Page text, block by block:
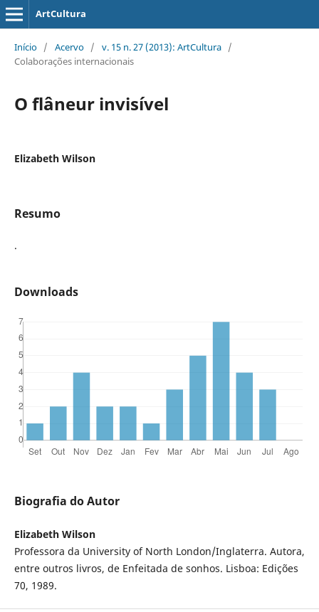
ArtCultura
Início / Acervo / v. 15 n. 27 (2013): ArtCultura /
Colaborações internacionais
O flâneur invisível
Elizabeth Wilson
Resumo
.
Downloads
Biografia do Autor
Elizabeth Wilson
Professora da University of North London/Inglaterra. Autora,
entre outros livros, de Enfeitada de sonhos. Lisboa: Edições
70, 1989.